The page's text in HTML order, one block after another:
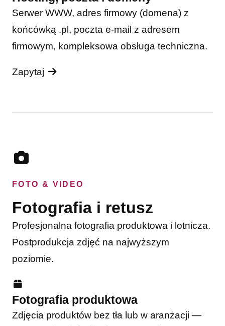
Serwer WWW, adres firmowy (domena) z
końcówką .pl, poczta e-mail z adresem
firmowym, kompleksowa obsługa techniczna.
Zapytaj
FOTO & VIDEO
Fotografia i retusz
Profesjonalna fotografia produktowa i lotnicza.
Postprodukcja zdjęć na najwyższym
poziomie.
Fotografia produktowa
Zdjęcia produktów bez tła lub w aranżacji —